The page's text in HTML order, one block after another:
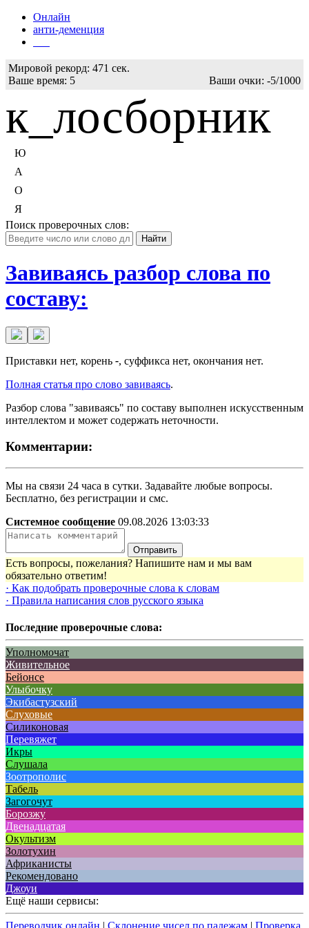
Онлайн
анти-деменция
Мировой рекорд: 471 сек.
Ваше время: 5 Ваши очки: -5/1000
к_лосборник
Ю
А
О
Я
Поиск проверочных слов:
Завиваясь разбор слова по
составу:
Приставки нет, корень -, суффикса нет, окончания нет.
Полная статья про слово завиваясь.
Разбор слова "завиваясь" по составу выполнен искусственным
интеллектом и может содержать неточности.
Комментарии:
Мы на связи 24 часа в сутки. Задавайте любые вопросы.
Бесплатно, без регистрации и смс.
Системное сообщение 09.08.2026 13:03:33
Отправить
Есть вопросы, пожелания? Напишите нам и мы вам
обязательно ответим!
· Как подобрать проверочные слова к словам
· Правила написания слов русского языка
Последние проверочные слова:
Уполномочат
Живительное
Бейонсе
Улыбочку
Экибастузский
Слуховые
Силиконовая
Перевяжет
Икры
Слушала
Зоотрополис
Табель
Загогочут
Борозжу
Двенадцатая
Окультизм
Золотухин
Африканисты
Рекомендовано
Джоуи
Ещё наши сервисы: